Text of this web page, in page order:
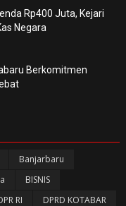
Rp400 Juta, Kejari
Negara
Berkomitmen
Banjarbaru
BISNIS
RI
DPRD KOTABAR